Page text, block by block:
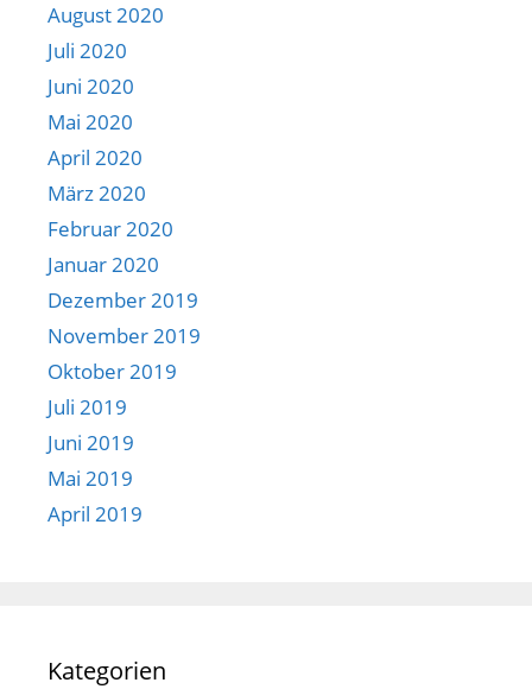
August 2020
Juli 2020
Juni 2020
Mai 2020
April 2020
März 2020
Februar 2020
Januar 2020
Dezember 2019
November 2019
Oktober 2019
Juli 2019
Juni 2019
Mai 2019
April 2019
Kategorien